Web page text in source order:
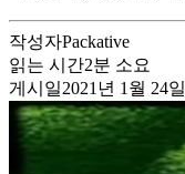
작성자Packative
읽는 시간2분 소요
게시일2021년 1월 24일